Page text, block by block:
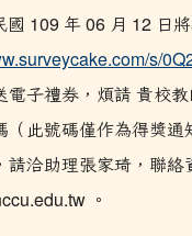
國 109 年 06 月 12 日
s/
電子禮券，煩請 貴校
（此號碼僅作為得獎通
洽助理張家琦，聯絡
。